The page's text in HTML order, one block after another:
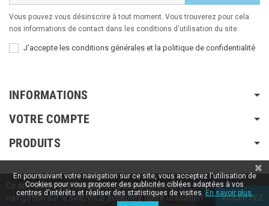
Vous pouvez vous désinscrire à tout moment. Vous trouverez pour cela
nos informations de contact dans les conditions d'utilisation du site.
J'accepte les conditions générales et la politique de confidentialité
INFORMATIONS
VOTRE COMPTE
PRODUITS
Copyright © 2020 / 2022 / 2023Aspiration-ams.fr| Fait par ESH-dev.fr
Ce site utilise des cookies. En poursuivant votre
navigation sur le site, vous acceptez notre utilisation
ACCEPTEZ
En poursuivant votre navigation sur ce site, vous acceptez l'utilisation de
Cookies pour vous proposer des publicités ciblées adaptées à vos
centres d'intérêts et réaliser des statistiques de visites. En savoir plus.